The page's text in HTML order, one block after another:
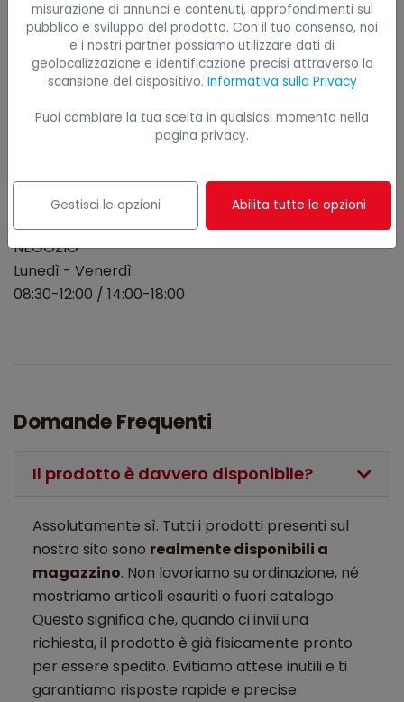
Sede principale
Via G. Galilei, 2/I
35030 Caselle di Selvazzano (PD)
Lunedì - Venerdì
08:30-12:30 / 14:00-18:00
NEGOZIO
Lunedì - Venerdì
08:30-12:00 / 14:00-18:00
Domande Frequenti
Il prodotto è davvero disponibile?
Assolutamente sì. Tutti i prodotti presenti sul
nostro sito sono realmente disponibili a
magazzino. Non lavoriamo su ordinazione, né
mostriamo articoli esauriti o fuori catalogo.
Questo significa che, quando ci invii una
richiesta, il prodotto è già fisicamente pronto
per essere spedito. Evitiamo attese inutili e ti
garantiamo risposte rapide e precise.
misurazione di annunci e contenuti, approfondimenti sul
pubblico e sviluppo del prodotto. Con il tuo consenso, noi
e i nostri partner possiamo utilizzare dati di
geolocalizzazione e identificazione precisi attraverso la
scansione del dispositivo. Informativa sulla Privacy
Puoi cambiare la tua scelta in qualsiasi momento nella
pagina privacy.
Gestisci le opzioni Abilita tutte le opzioni